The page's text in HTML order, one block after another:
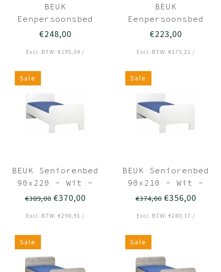
BEUK
Eenpersoonsbed
90x220 Wit -
€248,00
Excl. BTW: €195,04 /
BEUK
Eenpersoonsbed
90x210 Wit -
€223,00
Excl. BTW: €175,21 /
Sale
BEUK Seniorenbed
90x220 - Wit -
Breda
€389,00€370,00
Excl. BTW: €290,91 /
Sale
BEUK Seniorenbed
90x210 - Wit -
Breda
€374,00€356,00
Excl. BTW: €280,17 /
Sale Sale